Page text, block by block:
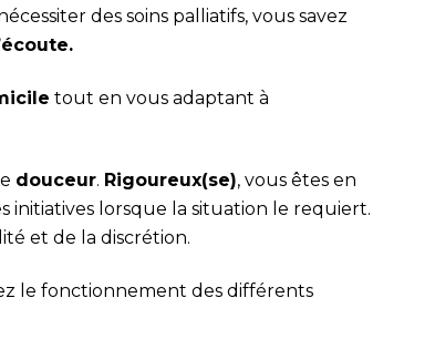
des soins palliatifs, vous savez
tout en vous adaptant à
douceur. Rigoureux(se), vous êtes en
initiatives lorsque la situation le requiert.
et de la discrétion.
le fonctionnement des différents